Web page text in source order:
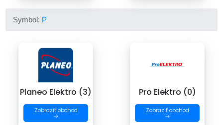
Symbol: P
Planeo Elektro (3)
Zobraziť obchod
→
Pro Elektro (0)
Zobraziť obchod
→